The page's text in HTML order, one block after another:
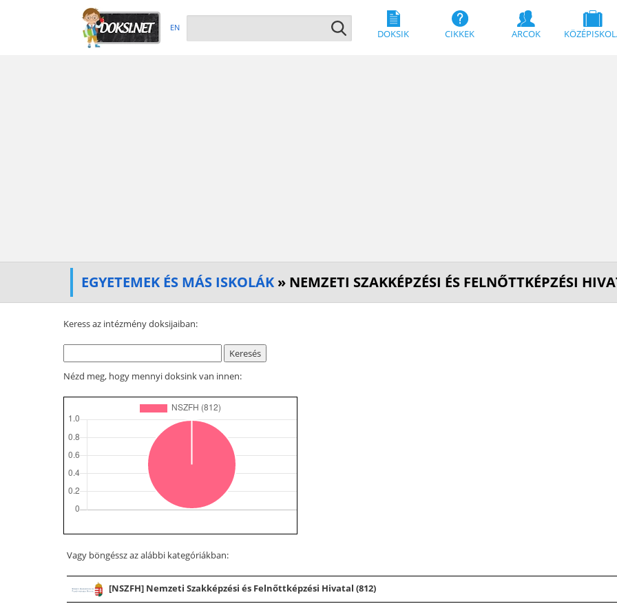
EN
DOKSIK CIKKEK ARCOK
EGYETEMEK ÉS MÁS ISKOLÁK » NEMZETI SZAKKÉPZÉSI ÉS FELNŐTTKÉPZÉSI
Keress az intézmény doksijaiban:
Nézd meg, hogy mennyi doksink van innen:
Vagy böngéssz az alábbi kategóriákban:
[NSZFH] Nemzeti Szakképzési és Felnőttképzési Hivatal (812)